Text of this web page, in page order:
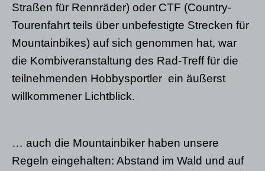
Straßen für Rennräder) oder CTF (Country-
Tourenfahrt teils über unbefestigte Strecken für
Mountainbikes) auf sich genommen hat, war
die Kombiveranstaltung des Rad-Treff für die
teilnehmenden Hobbysportler ein äußerst
willkommener Lichtblick.
… auch die Mountainbiker haben unsere
Regeln eingehalten: Abstand im Wald und auf